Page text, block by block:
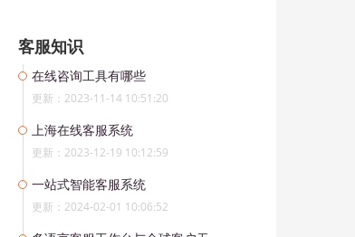
客服知识
在线咨询工具有哪些
更新：2023-11-14 10:51:20
上海在线客服系统
更新：2023-12-19 10:12:59
一站式智能客服系统
更新：2024-02-01 10:06:52